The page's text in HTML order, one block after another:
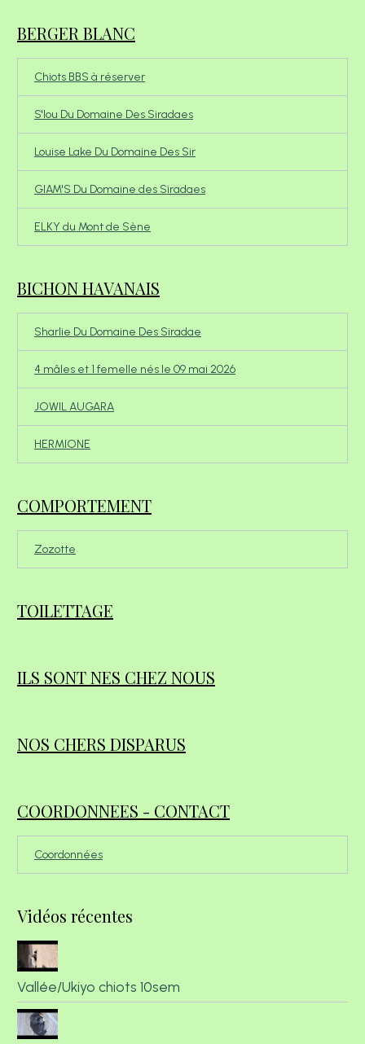
BERGER BLANC
Chiots BBS à réserver
S'lou Du Domaine Des Siradaes
Louise Lake Du Domaine Des Sir
GIAM'S Du Domaine des Siradaes
ELKY du Mont de Sène
BICHON HAVANAIS
Sharlie Du Domaine Des Siradae
4 mâles et 1 femelle nés le 09 mai 2026
JOWIL AUGARA
HERMIONE
COMPORTEMENT
Zozotte
TOILETTAGE
ILS SONT NES CHEZ NOUS
NOS CHERS DISPARUS
COORDONNEES - CONTACT
Coordonnées
Vidéos récentes
Vallée/Ukiyo chiots 10sem